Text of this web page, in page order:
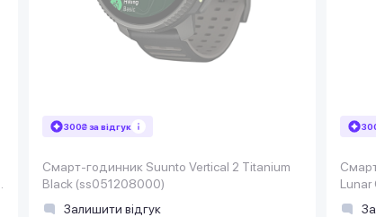
300₴ за відгук
Смарт-годинник Suunto Vertical 2 Titanium
Black (ss051208000)
Залишити відгук
Lunar